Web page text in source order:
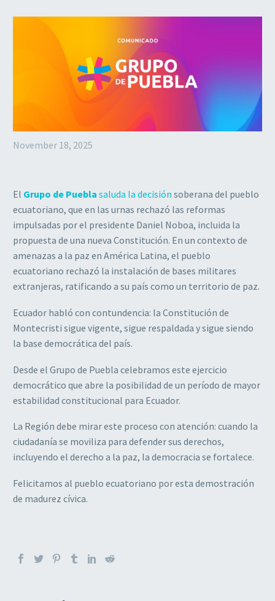
November 18, 2025
El Grupo de Puebla saluda la decisión soberana del pueblo
ecuatoriano, que en las urnas rechazó las reformas
impulsadas por el presidente Daniel Noboa, incluida la
propuesta de una nueva Constitución. En un contexto de
amenazas a la paz en América Latina, el pueblo
ecuatoriano rechazó la instalación de bases militares
extranjeras, ratificando a su país como un territorio de paz.
Ecuador habló con contundencia: la Constitución de
Montecristi sigue vigente, sigue respaldada y sigue siendo
la base democrática del país.
Desde el Grupo de Puebla celebramos este ejercicio
democrático que abre la posibilidad de un período de mayor
estabilidad constitucional para Ecuador.
La Región debe mirar este proceso con atención: cuando la
ciudadanía se moviliza para defender sus derechos,
incluyendo el derecho a la paz, la democracia se fortalece.
Felicitamos al pueblo ecuatoriano por esta demostración
de madurez cívica.